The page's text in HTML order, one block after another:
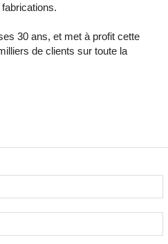
30 ans, et met à profit cette
de clients sur toute la